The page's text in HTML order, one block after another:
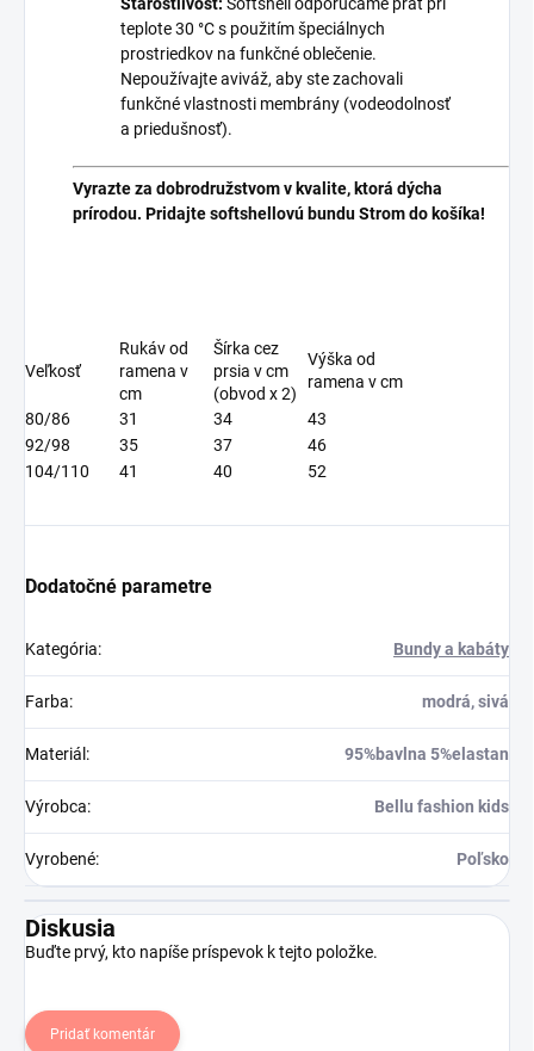
teplote 30 °C s použitím špeciálnych
prostriedkov na funkčné oblečenie.
Nepoužívajte aviváž, aby ste zachovali
funkčné vlastnosti membrány (vodeodolnosť
a priedušnosť).
Vyrazte za dobrodružstvom v kvalite, ktorá dýcha
prírodou. Pridajte softshellovú bundu Strom do košíka!
Veľkosť
Rukáv od
ramena v
cm
Šírka cez
prsia v cm
(obvod x 2)
Výška od
ramena v cm
80/86
31 34
43
92/98
35 37
46
104/110
41 40 52
Dodatočné parametre
Kategória: Bundy a kabáty
Farba: modrá, sivá
Materiál : 95%bavlna 5%elastan
Výrobca: Bellu fashion kids
Vyrobené: Poľsko
Diskusia
Buďte prvý, kto napíše príspevok k tejto položke.
Pridať komentár